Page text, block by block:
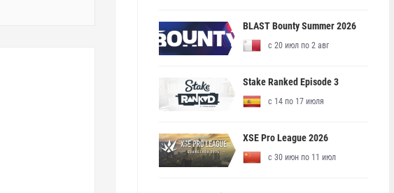
BLAST Bounty Summer 2026
с 20 июл по 2 авг
Stake Ranked Episode 3
с 14 по 17 июля
XSE Pro League 2026
с 30 июн по 11 июл